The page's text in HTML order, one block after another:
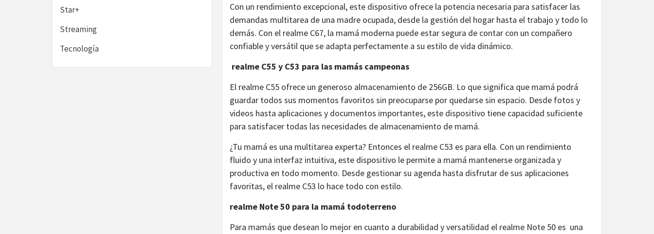
Con un rendimiento excepcional, este dispositivo ofrece la potencia necesaria para satisfacer las
demandas multitarea de una madre ocupada, desde la gestión del hogar hasta el trabajo y todo lo
demás. Con el realme C67, la mamá moderna puede estar segura de contar con un compañero
confiable y versátil que se adapta perfectamente a su estilo de vida dinámico.
realme C55 y C53 para las mamás campeonas
El realme C55 ofrece un generoso almacenamiento de 256GB. Lo que significa que mamá podrá
guardar todos sus momentos favoritos sin preocuparse por quedarse sin espacio. Desde fotos y
videos hasta aplicaciones y documentos importantes, este dispositivo tiene capacidad suficiente
para satisfacer todas las necesidades de almacenamiento de mamá.
¿Tu mamá es una multitarea experta? Entonces el realme C53 es para ella. Con un rendimiento
fluido y una interfaz intuitiva, este dispositivo le permite a mamá mantenerse organizada y
productiva en todo momento. Desde gestionar su agenda hasta disfrutar de sus aplicaciones
favoritas, el realme C53 lo hace todo con estilo.
realme Note 50 para la mamá todoterreno
Para mamás que desean lo mejor en cuanto a durabilidad y versatilidad el realme Note 50 es una
Star+
Streaming
Tecnología